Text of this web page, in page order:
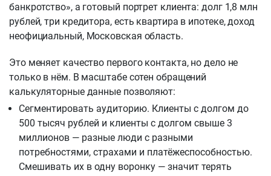
банкротство», а готовый портрет клиента: долг 1,8 млн
рублей, три кредитора, есть квартира в ипотеке, доход
неофициальный, Московская область.
Это меняет качество первого контакта, но дело не
только в нём. В масштабе сотен обращений
калькуляторные данные позволяют:
Сегментировать аудиторию. Клиенты с долгом до
500 тысяч рублей и клиенты с долгом свыше 3
миллионов — разные люди с разными
потребностями, страхами и платёжеспособностью.
Смешивать их в одну воронку — значит терять